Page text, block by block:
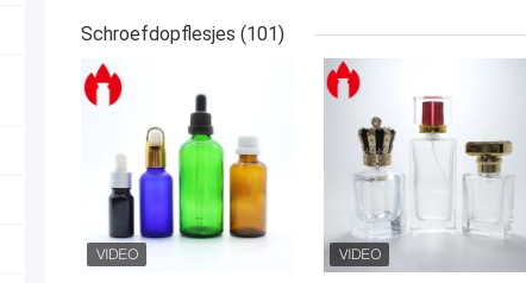
Schroefdopflesjes (101)
BESTE PRIJS BESTE PRIJS